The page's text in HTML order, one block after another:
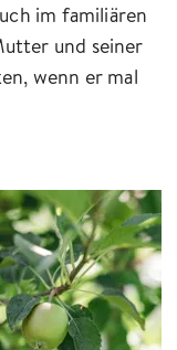
im familiären
und seiner
wenn er mal